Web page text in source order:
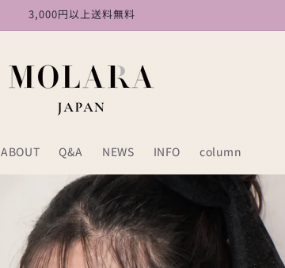
3,000円以上送料無料
ABOUT Q&A NEWS INFO column